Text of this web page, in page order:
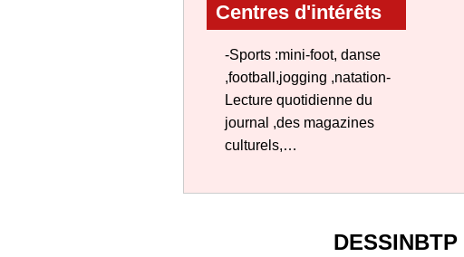
Centres d'intérêts
-Sports :mini-foot, danse
,football,jogging ,natation-
Lecture quotidienne du
journal ,des magazines
culturels,…
DESSINBTP